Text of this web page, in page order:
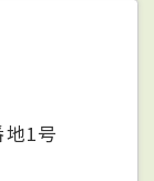
1号